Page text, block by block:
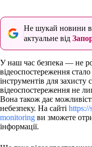
Не шукай новини
актуальне від
У наш час безпека — не
відеоспостереження
інструментів для
відеоспостереження не
Вона також дає
небезпеку. На сайті https://
monitoring ви зможете
інформації.